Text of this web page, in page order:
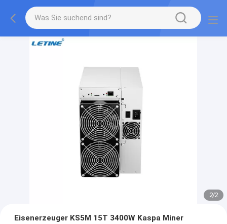
2/2
Eisenerzeuger KS5M 15T 3400W Kaspa Miner